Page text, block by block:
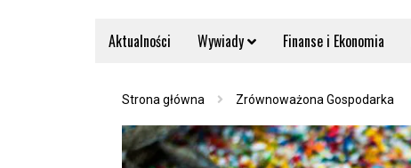
Aktualności Wywiady Finanse i Ekonomia
Strona główna Zrównoważona Gospodarka